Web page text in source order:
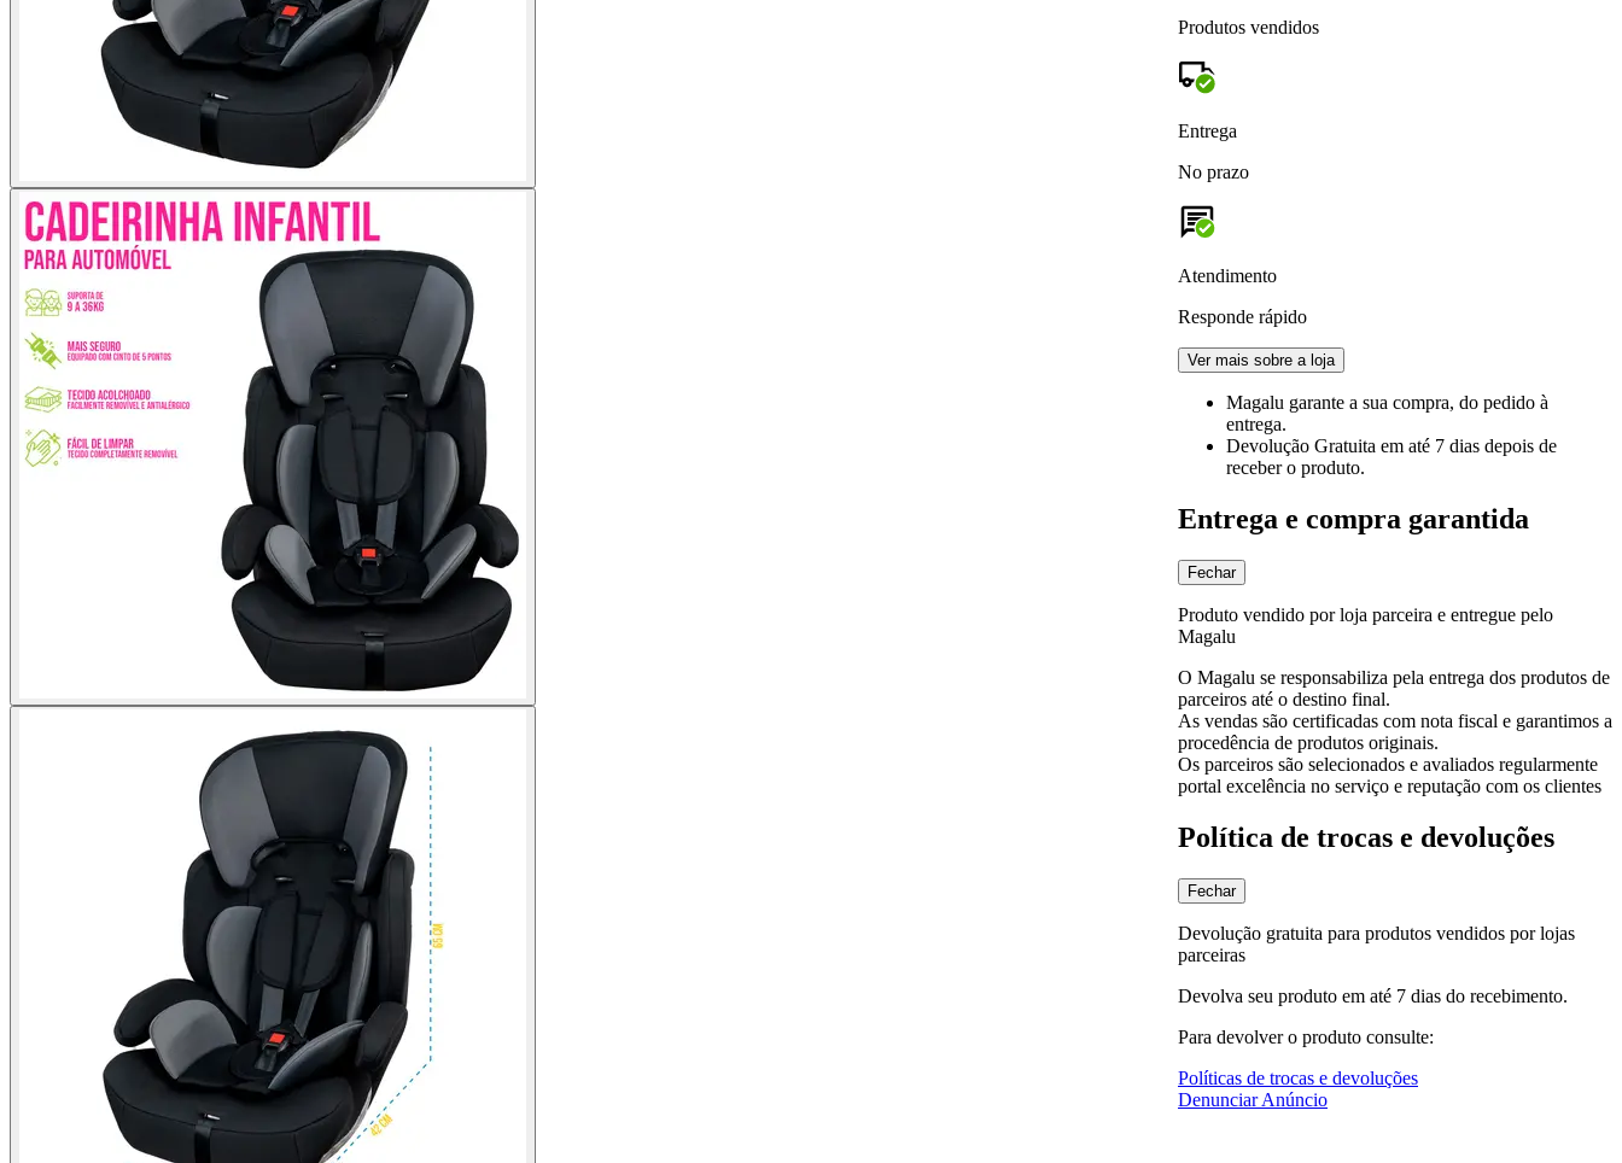
Produtos vendidos
Entrega
No prazo
Atendimento
Responde rápido
Ver mais sobre a loja
Magalu garante a sua compra, do pedido à
entrega.
Devolução Gratuita em até 7 dias depois de
receber o produto.
Entrega e compra garantida
Fechar
Produto vendido por loja parceira e entregue pelo
Magalu
O Magalu se responsabiliza pela entrega dos produtos de
parceiros até o destino final.
As vendas são certificadas com nota fiscal e garantimos a
procedência de produtos originais.
Os parceiros são selecionados e avaliados regularmente
portal excelência no serviço e reputação com os clientes
Política de trocas e devoluções
Fechar
Devolução gratuita para produtos vendidos por lojas
parceiras
Devolva seu produto em até 7 dias do recebimento.
Para devolver o produto consulte:
Políticas de trocas e devoluções
Denunciar Anúncio